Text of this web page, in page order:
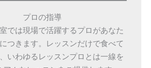
プロの指導
では現場で活躍するプロがあなた
つきます。レッスンだけで食べて
いわゆるレッスンプロとは一線を